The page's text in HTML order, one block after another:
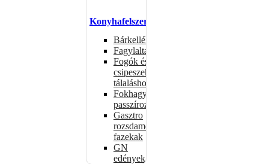
Konyhafelszerelés
Bárkellékek
Fagylaltadagolók
Fogók és
csipeszek
tálaláshoz
Fokhagymaprések,
passzírozók
Gasztro
rozsdamentes
fazekak
GN
edények